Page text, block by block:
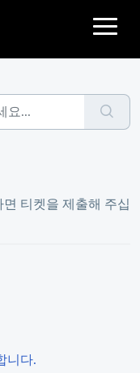
티켓을 제출해 주십
니다.